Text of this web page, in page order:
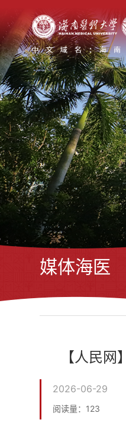
媒体海医
【人民
2026-06-29
阅读量： 123